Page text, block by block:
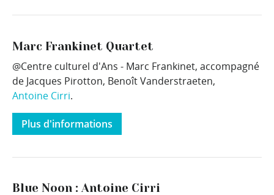
Marc Frankinet Quartet
@Centre culturel d'Ans - Marc Frankinet, accompagné
de Jacques Pirotton, Benoît Vanderstraeten,
Antoine Cirri.
Plus d'informations
Blue Noon : Antoine Cirri